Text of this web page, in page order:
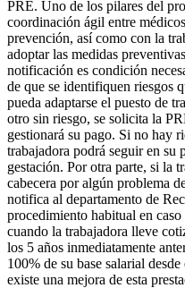
PRE. Uno de los pilares del
coordinación ágil entre
prevención, así como con la
adoptar las medidas
notificación es condición
de que se identifiquen riesgos
pueda adaptarse el puesto de
otro sin riesgo, se solicita la
gestionará su pago. Si no hay
trabajadora podrá seguir en su
gestación. Por otra parte, si la
cabecera por algún problema
notifica al departamento de
procedimiento habitual en
cuando la trabajadora lleve
los 5 años inmediatamente
100% de su base salarial
existe una mejora de esta